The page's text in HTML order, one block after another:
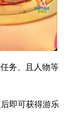
务、且人物等
后即可获得游乐